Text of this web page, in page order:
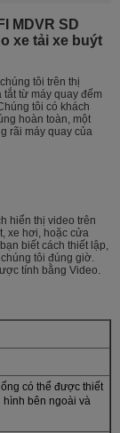
MDVR SD
xe tải xe buýt
tôi trên thị
từ máy quay đếm
tôi có khách
hoàn toàn, một
rãi máy quay của
hiển thị video trên
xe hơi, hoặc cửa
biết cách thiết lập,
tôi đúng giờ.
tính bằng Video.
có thể được thiết
hình bên ngoài và